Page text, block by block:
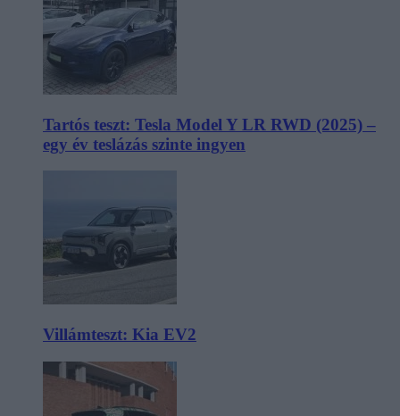
Tartós teszt: Tesla Model Y LR RWD (2025) –
egy év teslázás szinte ingyen
Villámteszt: Kia EV2